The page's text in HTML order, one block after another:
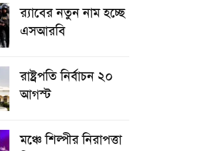
র‌্যাবের নতুন নাম হচ্ছে
এসআরবি
রাষ্ট্রপতি নির্বাচন ২০
আগস্ট
​মঞ্চে শিল্পীর নিরাপত্তা